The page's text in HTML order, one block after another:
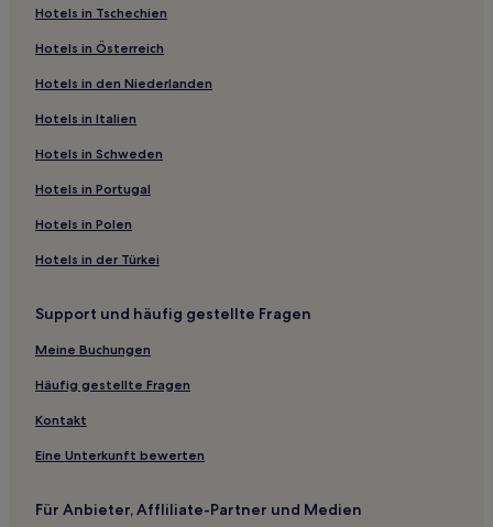
Qiaokou Bezirk Hotels
Hotels nahe Hong-See-Sumpf
Hotels nahe Straßenbahnhaltestelle Optik-Tal-Welt
Chibi Hotels
Hotels nahe Botanischer Garten Wuhan
Tianmen Hotels
Hotels nahe Chibi Nordbahnhof
Yunmeng Hotels
Bezirk Jiangxia: Hotels
Hotels nahe Wuhan Internationales Expo Zentrum
Hotels nahe Station Qiaokou
Hotels nahe U-Bahn-Station Sanjiao Road
Hotels nahe Yue Fei Stadt Stätte
Hotels nahe Ostsee in Wuhan
Hotels in Tschechien
Hotels in Österreich
Hotels in den Niederlanden
Hotels in Italien
Hotels in Schweden
Hotels in Portugal
Hotels in Polen
Hotels in der Türkei
Support und häufig gestellte Fragen
Meine Buchungen
Häufig gestellte Fragen
Kontakt
Eine Unterkunft bewerten
Für Anbieter, Affliliate-Partner und Medien